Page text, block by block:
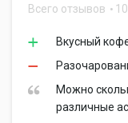
Всего отзывов 10
Вкусный
Можно
различные